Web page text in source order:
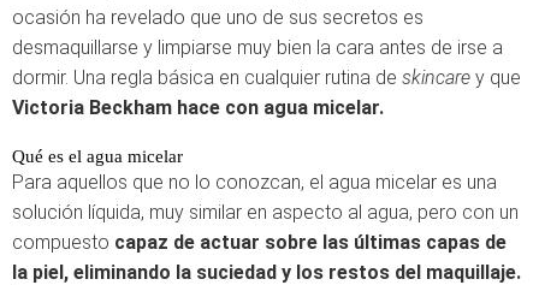
ocasión ha revelado que uno de sus secretos es
desmaquillarse y limpiarse muy bien la cara antes de irse a
dormir. Una regla básica en cualquier rutina de skincare y que
Victoria Beckham hace con agua micelar.
Qué es el agua micelar
Para aquellos que no lo conozcan, el agua micelar es una
solución líquida, muy similar en aspecto al agua, pero con un
compuesto capaz de actuar sobre las últimas capas de
la piel, eliminando la suciedad y los restos del maquillaje.